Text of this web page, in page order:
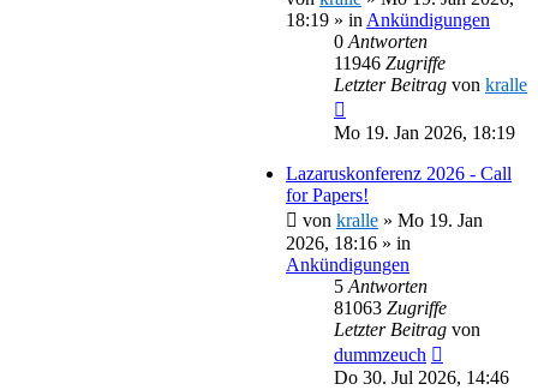
18:19 » in Ankündigungen
0 Antworten
11946 Zugriffe
Letzter Beitrag von kralle
Mo 19. Jan 2026, 18:19
Lazaruskonferenz 2026 - Call
for Papers!
von kralle » Mo 19. Jan
2026, 18:16 » in
Ankündigungen
5 Antworten
81063 Zugriffe
Letzter Beitrag von
dummzeuch
Do 30. Jul 2026, 14:46